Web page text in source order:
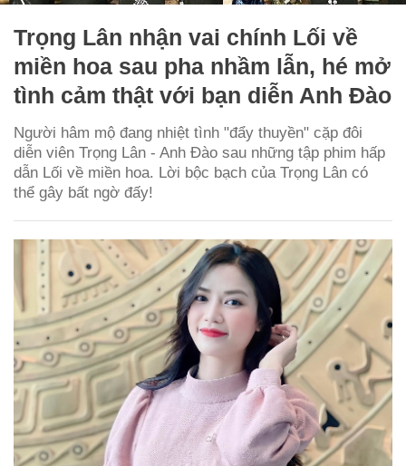
Trọng Lân nhận vai chính Lối về
miền hoa sau pha nhầm lẫn, hé mở
tình cảm thật với bạn diễn Anh Đào
Người hâm mộ đang nhiệt tình "đẩy thuyền" cặp đôi
diễn viên Trọng Lân - Anh Đào sau những tập phim hấp
dẫn Lối về miền hoa. Lời bộc bạch của Trọng Lân có
thể gây bất ngờ đấy!